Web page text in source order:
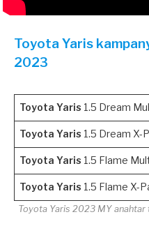
Toyota Yaris
2023
Toyota Yaris 1.5 Dream
Toyota Yaris 1.5 Dream X-
Toyota Yaris 1.5 Flame
Toyota Yaris 1.5 Flame X-
Toyota Yaris 2023 MY